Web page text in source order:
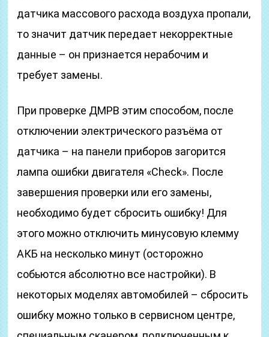
датчика массового расхода воздуха пропали,
то значит датчик передает некорректные
данные – он признается нерабочим и
требует замены.
При проверке ДМРВ этим способом, после
отключении электрического разъёма от
датчика – на панели приборов загорится
лампа ошибки двигателя «Check». После
завершения проверки или его замены,
необходимо будет сбросить ошибку! Для
этого можно отключить минусовую клемму
АКБ на несколько минут (осторожно
собьются абсолютно все настройки). В
некоторых моделях автомобилей – сбросить
ошибку можно только в сервисном центре,